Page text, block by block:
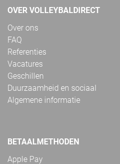
OVER VOLLEYBALDIRECT
Over ons
FAQ
Referenties
Vacatures
Geschillen
Duurzaamheid en sociaal
Algemene informatie
BETAALMETHODEN
Apple Pay